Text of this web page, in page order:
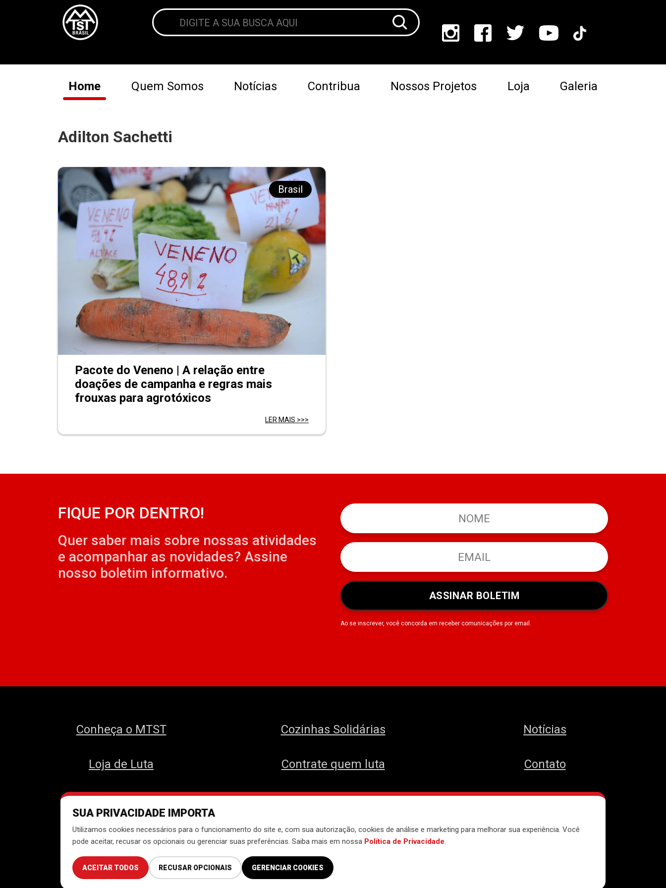
Home Quem Somos Notícias Contribua Nossos Projetos Loja Galeria
Adilton Sachetti
Brasil
Pacote do Veneno | A relação entre
doações de campanha e regras mais
frouxas para agrotóxicos
LER MAIS >>>
SUA PRIVACIDADE IMPORTA
Utilizamos cookies necessários para o funcionamento do site e, com sua autorização, cookies de análise e marketing para melhorar sua experiência. Você
pode aceitar, recusar os opcionais ou gerenciar suas preferências. Saiba mais em nossa Política de Privacidade.
ACEITAR TODOS RECUSAR OPCIONAIS GERENCIAR COOKIES
FIQUE POR DENTRO!
Quer saber mais sobre nossas atividades
e acompanhar as novidades? Assine
nosso boletim informativo.
ASSINAR BOLETIM
Ao se inscrever, você concorda em receber comunicações por email.
Conheça o MTST
Loja de Luta
Cozinhas Solidárias
Contrate quem luta
Notícias
Contato
Desenvolvido pelo
Política de Privacidade